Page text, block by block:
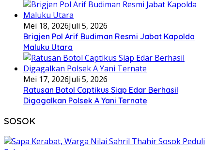
Mei 18, 2026Juli 5, 2026
Brigjen Pol Arif Budiman Resmi Jabat Kapolda
Maluku Utara
Mei 17, 2026Juli 5, 2026
Ratusan Botol Captikus Siap Edar Berhasil
Digagalkan Polsek A Yani Ternate
SOSOK